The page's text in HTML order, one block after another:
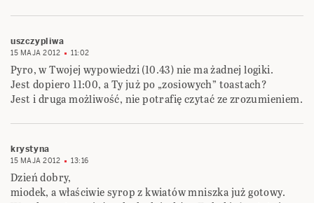
uszczypliwa
15 MAJA 2012 11:02
Pyro, w Twojej wypowiedzi (10.43) nie ma żadnej logiki.
Jest dopiero 11:00, a Ty już po „zosiowych” toastach?
Jest i druga możliwość, nie potrafię czytać ze zrozumieniem.
krystyna
15 MAJA 2012 13:16
Dzień dobry,
miodek, a właściwie syrop z kwiatów mniszka już gotowy.